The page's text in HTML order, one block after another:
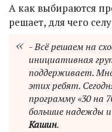
А как выбираются
решает, для чего
- Всё решаем на
инициативная
поддерживает.
этих ребят.
программу «30 на
большие надежды
Кашин.